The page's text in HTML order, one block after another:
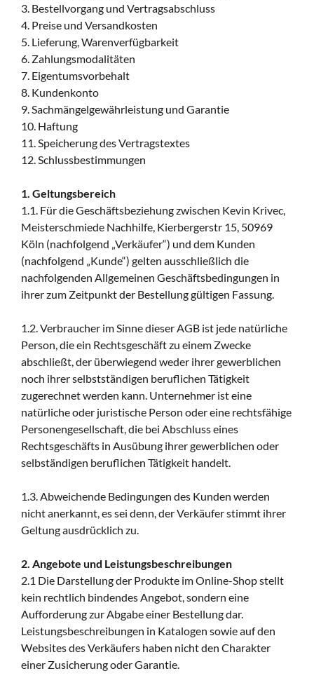
3. Bestellvorgang und Vertragsabschluss
4. Preise und Versandkosten
5. Lieferung, Warenverfügbarkeit
6. Zahlungsmodalitäten
7. Eigentumsvorbehalt
8. Kundenkonto
9. Sachmängelgewährleistung und Garantie
10. Haftung
11. Speicherung des Vertragstextes
12. Schlussbestimmungen
1. Geltungsbereich
1.1. Für die Geschäftsbeziehung zwischen Kevin Krivec,
Meisterschmiede Nachhilfe, Kierbergerstr 15, 50969
Köln (nachfolgend „Verkäufer“) und dem Kunden
(nachfolgend „Kunde“) gelten ausschließlich die
nachfolgenden Allgemeinen Geschäftsbedingungen in
ihrer zum Zeitpunkt der Bestellung gültigen Fassung.
1.2. Verbraucher im Sinne dieser AGB ist jede natürliche
Person, die ein Rechtsgeschäft zu einem Zwecke
abschließt, der überwiegend weder ihrer gewerblichen
noch ihrer selbstständigen beruflichen Tätigkeit
zugerechnet werden kann. Unternehmer ist eine
natürliche oder juristische Person oder eine rechtsfähige
Personengesellschaft, die bei Abschluss eines
Rechtsgeschäfts in Ausübung ihrer gewerblichen oder
selbständigen beruflichen Tätigkeit handelt.
1.3. Abweichende Bedingungen des Kunden werden
nicht anerkannt, es sei denn, der Verkäufer stimmt ihrer
Geltung ausdrücklich zu.
2. Angebote und Leistungsbeschreibungen
2.1 Die Darstellung der Produkte im Online-Shop stellt
kein rechtlich bindendes Angebot, sondern eine
Aufforderung zur Abgabe einer Bestellung dar.
Leistungsbeschreibungen in Katalogen sowie auf den
Websites des Verkäufers haben nicht den Charakter
einer Zusicherung oder Garantie.